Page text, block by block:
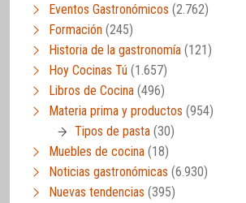
Eventos Gastronómicos (2.762)
Formación (245)
Historia de la gastronomía (121)
Hoy Cocinas Tú (1.657)
Libros de Cocina (496)
Materia prima y productos (954)
Tipos de pasta (30)
Muebles de cocina (18)
Noticias gastronómicas (6.930)
Nuevas tendencias (395)